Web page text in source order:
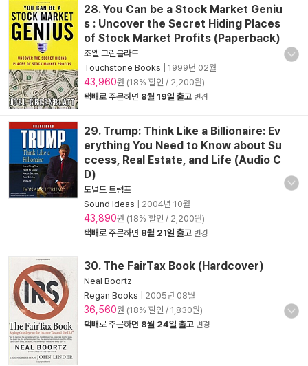
28. You Can be a Stock Market Geniu
s : Uncover the Secret Hiding Places
of Stock Market Profits (Paperback)
조엘 그린블라트
Touchstone Books
1999년 02월
43,960원 (18% 할인 / 2,200원)
택배로 주문하면 8월 19일 출고 변경
29. Trump: Think Like a Billionaire: Ev
erything You Need to Know about Su
ccess, Real Estate, and Life (Audio C
D)
도널드 트럼프
Sound Ideas
2004년 10월
43,890원 (18% 할인 / 2,200원)
택배로 주문하면 8월 21일 출고 변경
30. The FairTax Book (Hardcover)
Neal Boortz
Regan Books
2005년 08월
36,560원 (18% 할인 / 1,830원)
택배로 주문하면 8월 24일 출고 변경